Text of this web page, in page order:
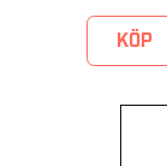
KÖP